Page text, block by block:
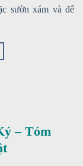
sườn xám và để
– Tóm